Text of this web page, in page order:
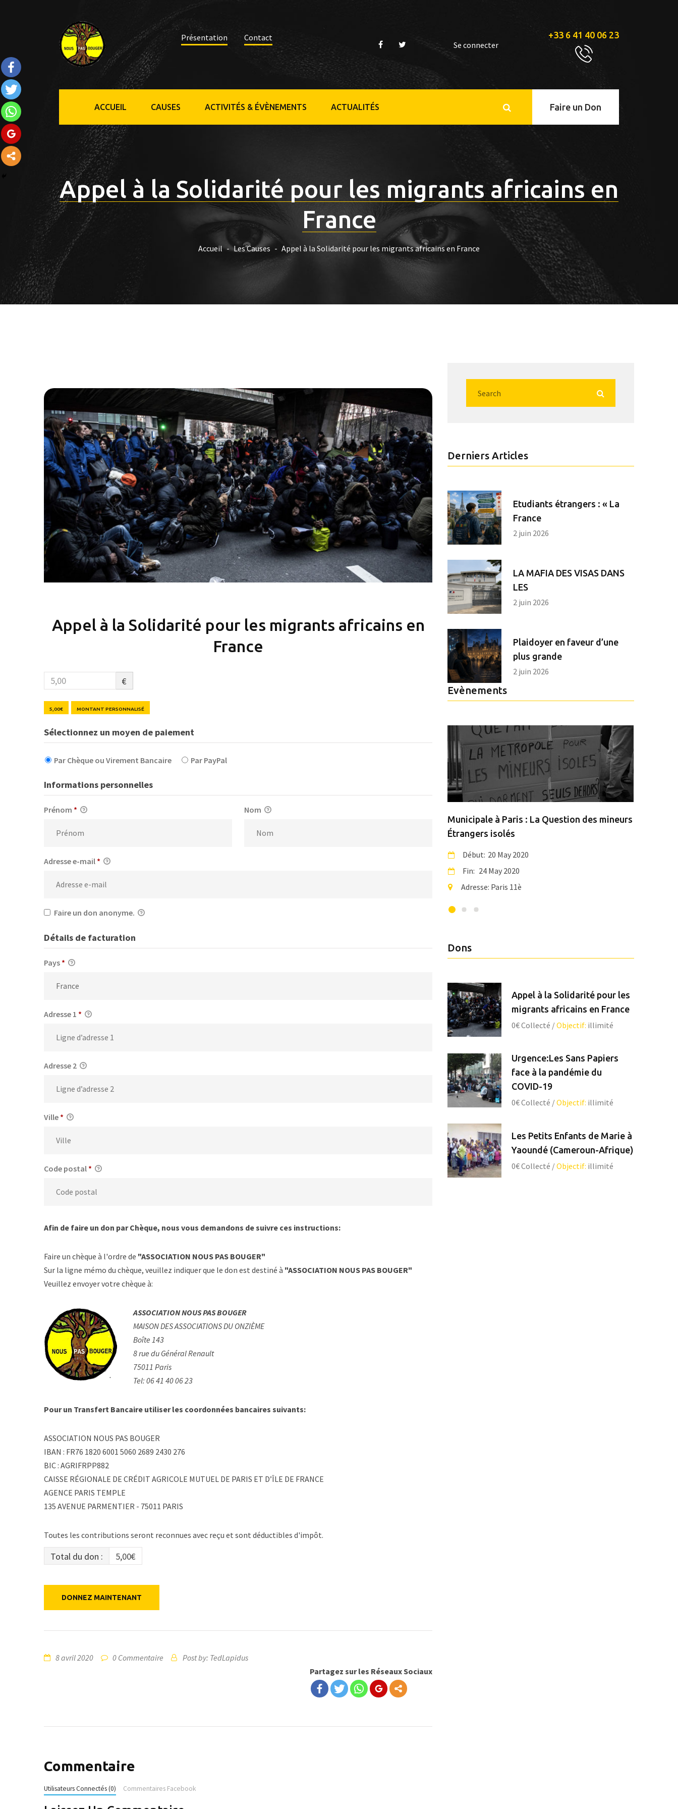
Présentation Contact
Se connecter
+33 6 41 40 06 23
ACCUEIL CAUSES ACTIVITÉS & ÉVÈNEMENTS ACTUALITÉS Faire un Don
Appel à la Solidarité pour les migrants africains en
France
Accueil Les Causes Appel à la Solidarité pour les migrants africains en France
Appel à la Solidarité pour les migrants africains en
France
€
5,00€ MONTANT PERSONNALISÉ
Sélectionnez un moyen de paiement
Par Chèque ou Virement Bancaire Par PayPal
Informations personnelles
Prénom * Nom
Adresse e-mail *
Faire un don anonyme.
Détails de facturation
Pays *
Adresse 1 *
Adresse 2
Ville *
Code postal *
Afin de faire un don par Chèque, nous vous demandons de suivre ces instructions:
Faire un chèque à l'ordre de "ASSOCIATION NOUS PAS BOUGER"
Sur la ligne mémo du chèque, veuillez indiquer que le don est destiné à "ASSOCIATION NOUS PAS BOUGER"
Veuillez envoyer votre chèque à:
ASSOCIATION NOUS PAS BOUGER
MAISON DES ASSOCIATIONS DU ONZIÈME
Boîte 143
8 rue du Général Renault
75011 Paris
Tel: 06 41 40 06 23
Pour un Transfert Bancaire utiliser les coordonnées bancaires suivants:
ASSOCIATION NOUS PAS BOUGER
IBAN : FR76 1820 6001 5060 2689 2430 276
BIC : AGRIFRPP882
CAISSE RÉGIONALE DE CRÉDIT AGRICOLE MUTUEL DE PARIS ET D’ÎLE DE FRANCE
AGENCE PARIS TEMPLE
135 AVENUE PARMENTIER - 75011 PARIS
Toutes les contributions seront reconnues avec reçu et sont déductibles d'impôt.
Total du don : 5,00€
8 avril 2020 0 Commentaire
Post by: TedLapidus
Partagez sur les Réseaux Sociaux
Commentaire
Utilisateurs Connectés (0) Commentaires Facebook
Derniers Articles
Etudiants étrangers : « La
France
2 juin 2026
LA MAFIA DES VISAS DANS
LES
2 juin 2026
Plaidoyer en faveur d’une
plus grande
2 juin 2026
Evènements
Municipale à Paris : La Question des mineurs
Étrangers isolés
Début: 20 May 2020
Fin: 24 May 2020
Adresse: Paris 11è
Dons
Appel à la Solidarité pour les
migrants africains en France
0€Collecté /Objectif: illimité
Urgence:Les Sans Papiers
face à la pandémie du
COVID-19
0€Collecté /Objectif: illimité
Les Petits Enfants de Marie à
Yaoundé (Cameroun-Afrique)
0€Collecté /Objectif: illimité